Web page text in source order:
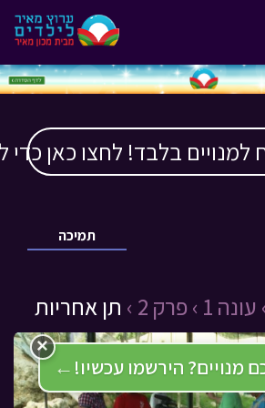
למנויים בלבד! לחצו כאן כדי
תמיכה
עונה 1 › פרק 2 › תן אחריות
מנויים? הירשמו עכשיו! ←
×